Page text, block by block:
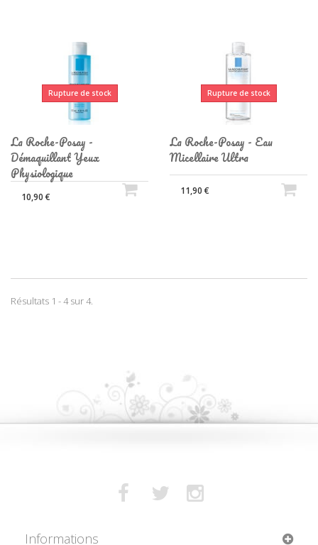
Rupture de stock
La Roche-Posay -
Démaquillant Yeux
Physiologique
10,90 €
Rupture de stock
La Roche-Posay - Eau
Micellaire Ultra
11,90 €
Résultats 1 - 4 sur 4.
Informations